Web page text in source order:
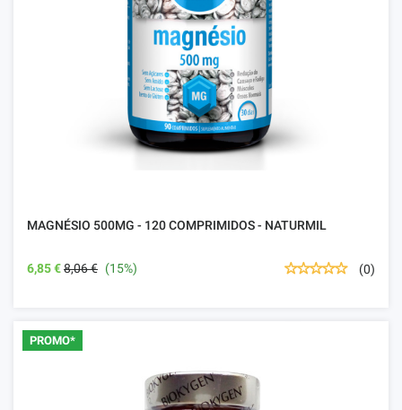
MAGNÉSIO 500MG - 120 COMPRIMIDOS - NATURMIL
6,85 €8,06 € (15%) (0)
PROMO*